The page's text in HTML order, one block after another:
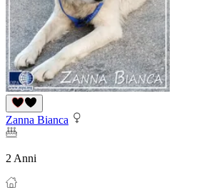
Zanna Bianca
2 Anni